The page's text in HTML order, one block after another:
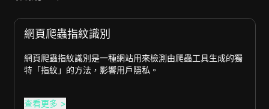
網頁爬蟲指紋識別
網頁爬蟲指紋識別是一種網站用來檢測由爬蟲工具生成的獨
特「指紋」的方法，影響用戶隱私。
查看更多 >